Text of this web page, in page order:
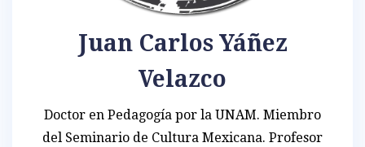
Juan Carlos Yáñez
Velazco
Doctor en Pedagogía por la UNAM. Miembro
del Seminario de Cultura Mexicana. Profesor